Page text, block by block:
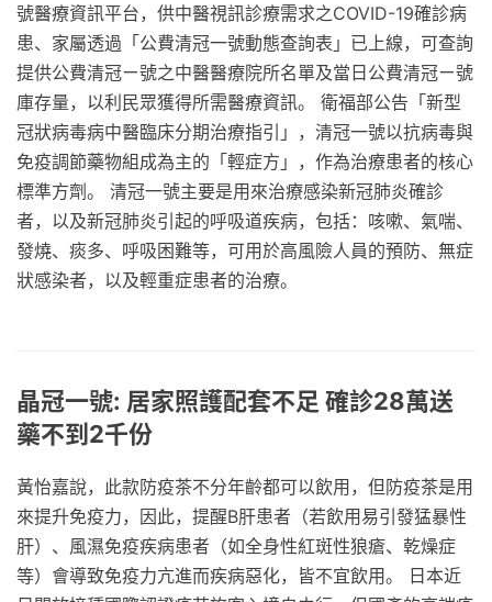
號醫療資訊平台，供中醫視訊診療需求之COVID-19確診病
患、家屬透過「公費清冠一號動態查詢表」已上線，可查詢
提供公費清冠ㄧ號之中醫醫療院所名單及當日公費清冠ㄧ號
庫存量，以利民眾獲得所需醫療資訊。 衛福部公告「新型
冠狀病毒病中醫臨床分期治療指引」，清冠一號以抗病毒與
免疫調節藥物組成為主的「輕症方」，作為治療患者的核心
標準方劑。 清冠一號主要是用來治療感染新冠肺炎確診
者，以及新冠肺炎引起的呼吸道疾病，包括：咳嗽、氣喘、
發燒、痰多、呼吸困難等，可用於高風險人員的預防、無症
狀感染者，以及輕重症患者的治療。
晶冠一號: 居家照護配套不足 確診28萬送
藥不到2千份
黃怡嘉說，此款防疫茶不分年齡都可以飲用，但防疫茶是用
來提升免疫力，因此，提醒B肝患者（若飲用易引發猛暴性
肝）、風濕免疫疾病患者（如全身性紅斑性狼瘡、乾燥症
等）會導致免疫力亢進而疾病惡化，皆不宜飲用。 日本近